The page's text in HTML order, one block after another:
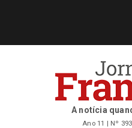
A notícia
Ano 11 | Nº